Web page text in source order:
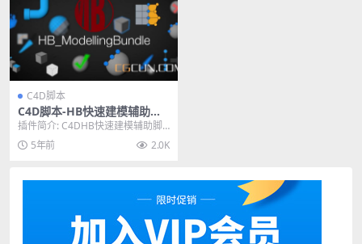
C4D脚本
C4D脚本-HB快速建模辅助脚
本合集 HB ModellingBundle
2.33 更新支持C4D R25
插件简介: C4DHB快速建模辅助脚
本合集 HB ModellingBundle...
5年前 2.0K